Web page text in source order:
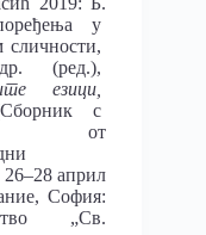
у
сличности,
(ред.),
езици,
с
от
април
София:
„Св.